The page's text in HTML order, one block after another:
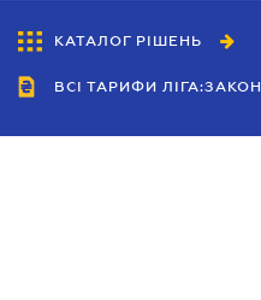
КАТАЛОГ РІШЕНЬ
ВСІ ТАРИФИ ЛІГА:ЗАКОН